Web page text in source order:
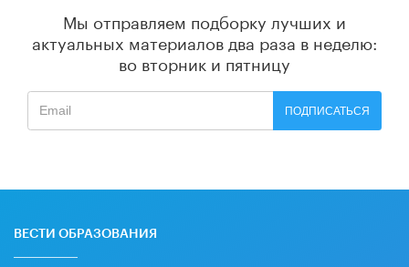
Мы отправляем подборку лучших и
актуальных материалов два раза в неделю:
во вторник и пятницу
ПОДПИСАТЬСЯ
ВЕСТИ ОБРАЗОВАНИЯ